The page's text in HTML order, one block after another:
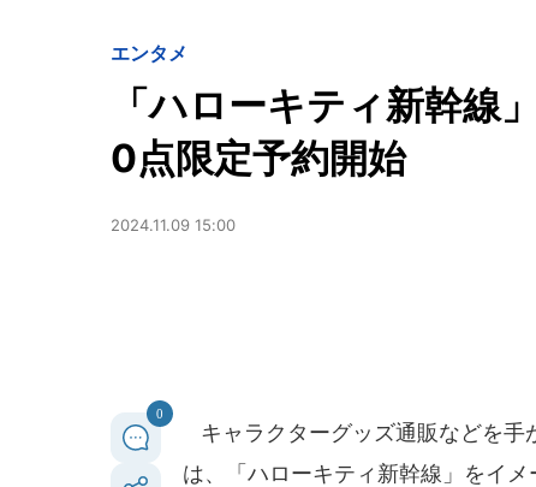
エンタメ
「ハローキティ新幹
0点限定予約開始
2024.11.09 15:00
0
キャラクターグッズ通販などを手
は、「ハローキティ新幹線」をイ